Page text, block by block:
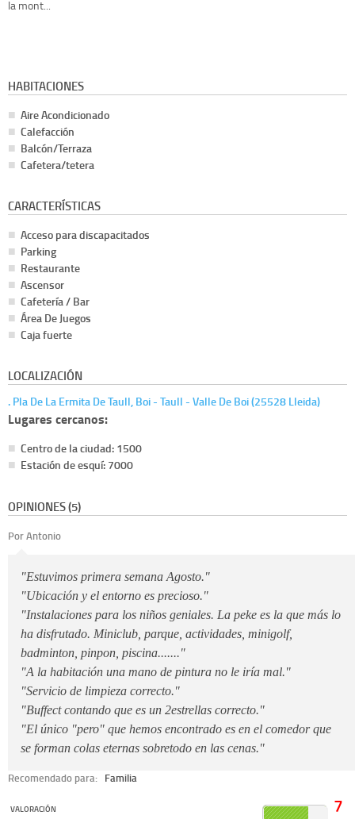
la mont...
HABITACIONES
Aire Acondicionado
Calefacción
Balcón/Terraza
Cafetera/tetera
CARACTERÍSTICAS
Acceso para discapacitados
Parking
Restaurante
Ascensor
Cafetería / Bar
Área De Juegos
Caja fuerte
LOCALIZACIÓN
. Pla De La Ermita De Taull, Boi - Taull - Valle De Boi (25528 Lleida)
Lugares cercanos:
Centro de la ciudad: 1500
Estación de esquí: 7000
OPINIONES (5)
Por Antonio
"Estuvimos primera semana Agosto."
"Ubicación y el entorno es precioso."
"Instalaciones para los niños geniales. La peke es la que más lo
ha disfrutado. Miniclub, parque, actividades, minigolf,
badminton, pinpon, piscina......."
"A la habitación una mano de pintura no le iría mal."
"Servicio de limpieza correcto."
"Buffect contando que es un 2estrellas correcto."
"El único "pero" que hemos encontrado es en el comedor que
se forman colas eternas sobretodo en las cenas."
Recomendado para: Familia
VALORACIÓN 7